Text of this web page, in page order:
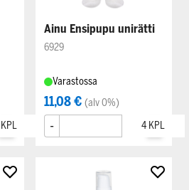
Ainu Ensipupu unirätti
6929
Varastossa
11,08 € (alv 0%)
-